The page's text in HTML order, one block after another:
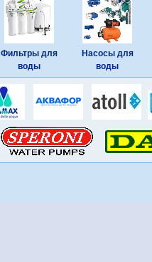
Фильтры для
воды
Насосы для
воды